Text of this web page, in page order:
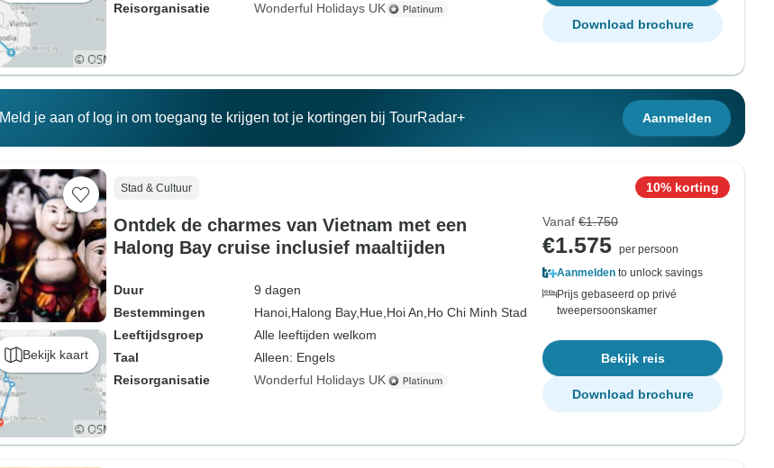
Reisorganisatie
Wonderful Holidays UK
Download brochure
Meld je aan of log in om toegang te krijgen tot je kortingen bij TourRadar+ Aanmelden
Bekijk kaart
Stad & Cultuur
Ontdek de charmes van Vietnam met een
Halong Bay cruise inclusief maaltijden
Duur
9 dagen
Bestemmingen
Hanoi, Halong Bay, Hue, Hoi An, Ho Chi Minh Stad
Leeftijdsgroep
Alle leeftijden welkom
Taal
Alleen: Engels
Reisorganisatie
Wonderful Holidays UK
10% korting
Vanaf €1.750
€1.575 per persoon
Aanmelden to unlock savings
Prijs gebaseerd op privé
tweepersoonskamer
Bekijk reis
Download brochure